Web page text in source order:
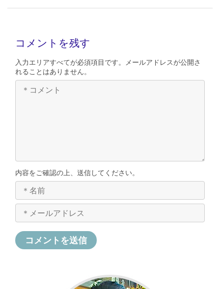
コメントを残す
入力エリアすべてが必須項目です。メールアドレスが公開さ
れることはありません。
内容をご確認の上、送信してください。